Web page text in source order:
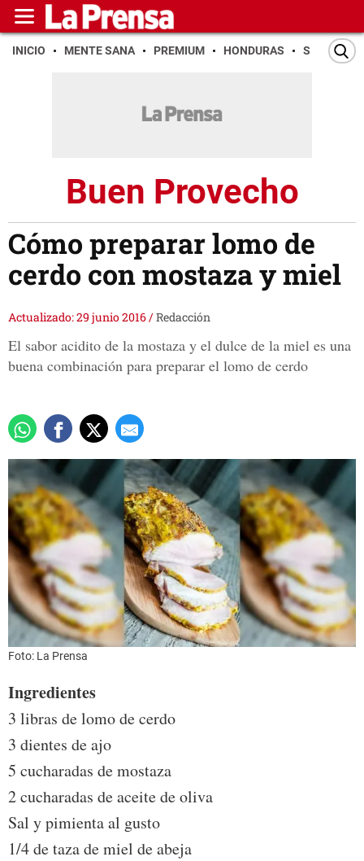
INICIO MENTE SANA PREMIUM HONDURAS SAN PEDRO
Buen Provecho
Cómo preparar lomo de
cerdo con mostaza y miel
Actualizado: 29 junio 2016/Redacción
El sabor acidito de la mostaza y el dulce de la miel es una
buena combinación para preparar el lomo de cerdo
Foto: La Prensa
Ingredientes
3 libras de lomo de cerdo
3 dientes de ajo
5 cucharadas de mostaza
2 cucharadas de aceite de oliva
Sal y pimienta al gusto
1/4 de taza de miel de abeja